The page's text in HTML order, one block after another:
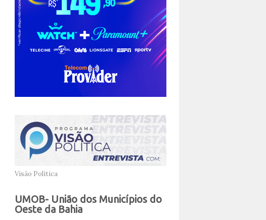
Visão Política
UMOB- União dos Municípios do
Oeste da Bahia